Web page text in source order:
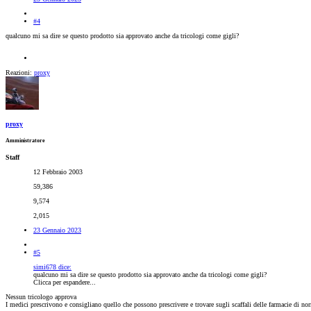
#4
qualcuno mi sa dire se questo prodotto sia approvato anche da tricologi come gigli?
Reazioni: proxy
proxy
Amministratore
Staff
12 Febbraio 2003
59,386
9,574
2,015
23 Gennaio 2023
#5
simi678 dice:
qualcuno mi sa dire se questo prodotto sia approvato anche da tricologi come gigli?
Clicca per espandere...
Nessun tricologo approva
I medici prescrivono e consigliano quello che possono prescrivere e trovare sugli scaffali delle farmacie di